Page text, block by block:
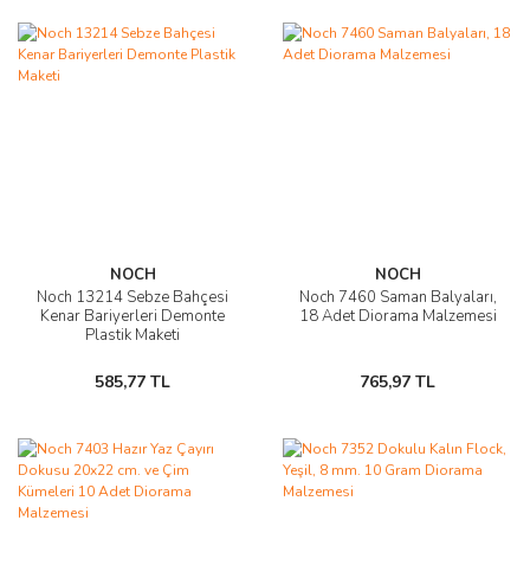
NOCH
Noch 13214 Sebze Bahçesi
Kenar Bariyerleri Demonte
Plastik Maketi
585,77 TL
NOCH
Noch 7460 Saman Balyaları,
18 Adet Diorama Malzemesi
765,97 TL